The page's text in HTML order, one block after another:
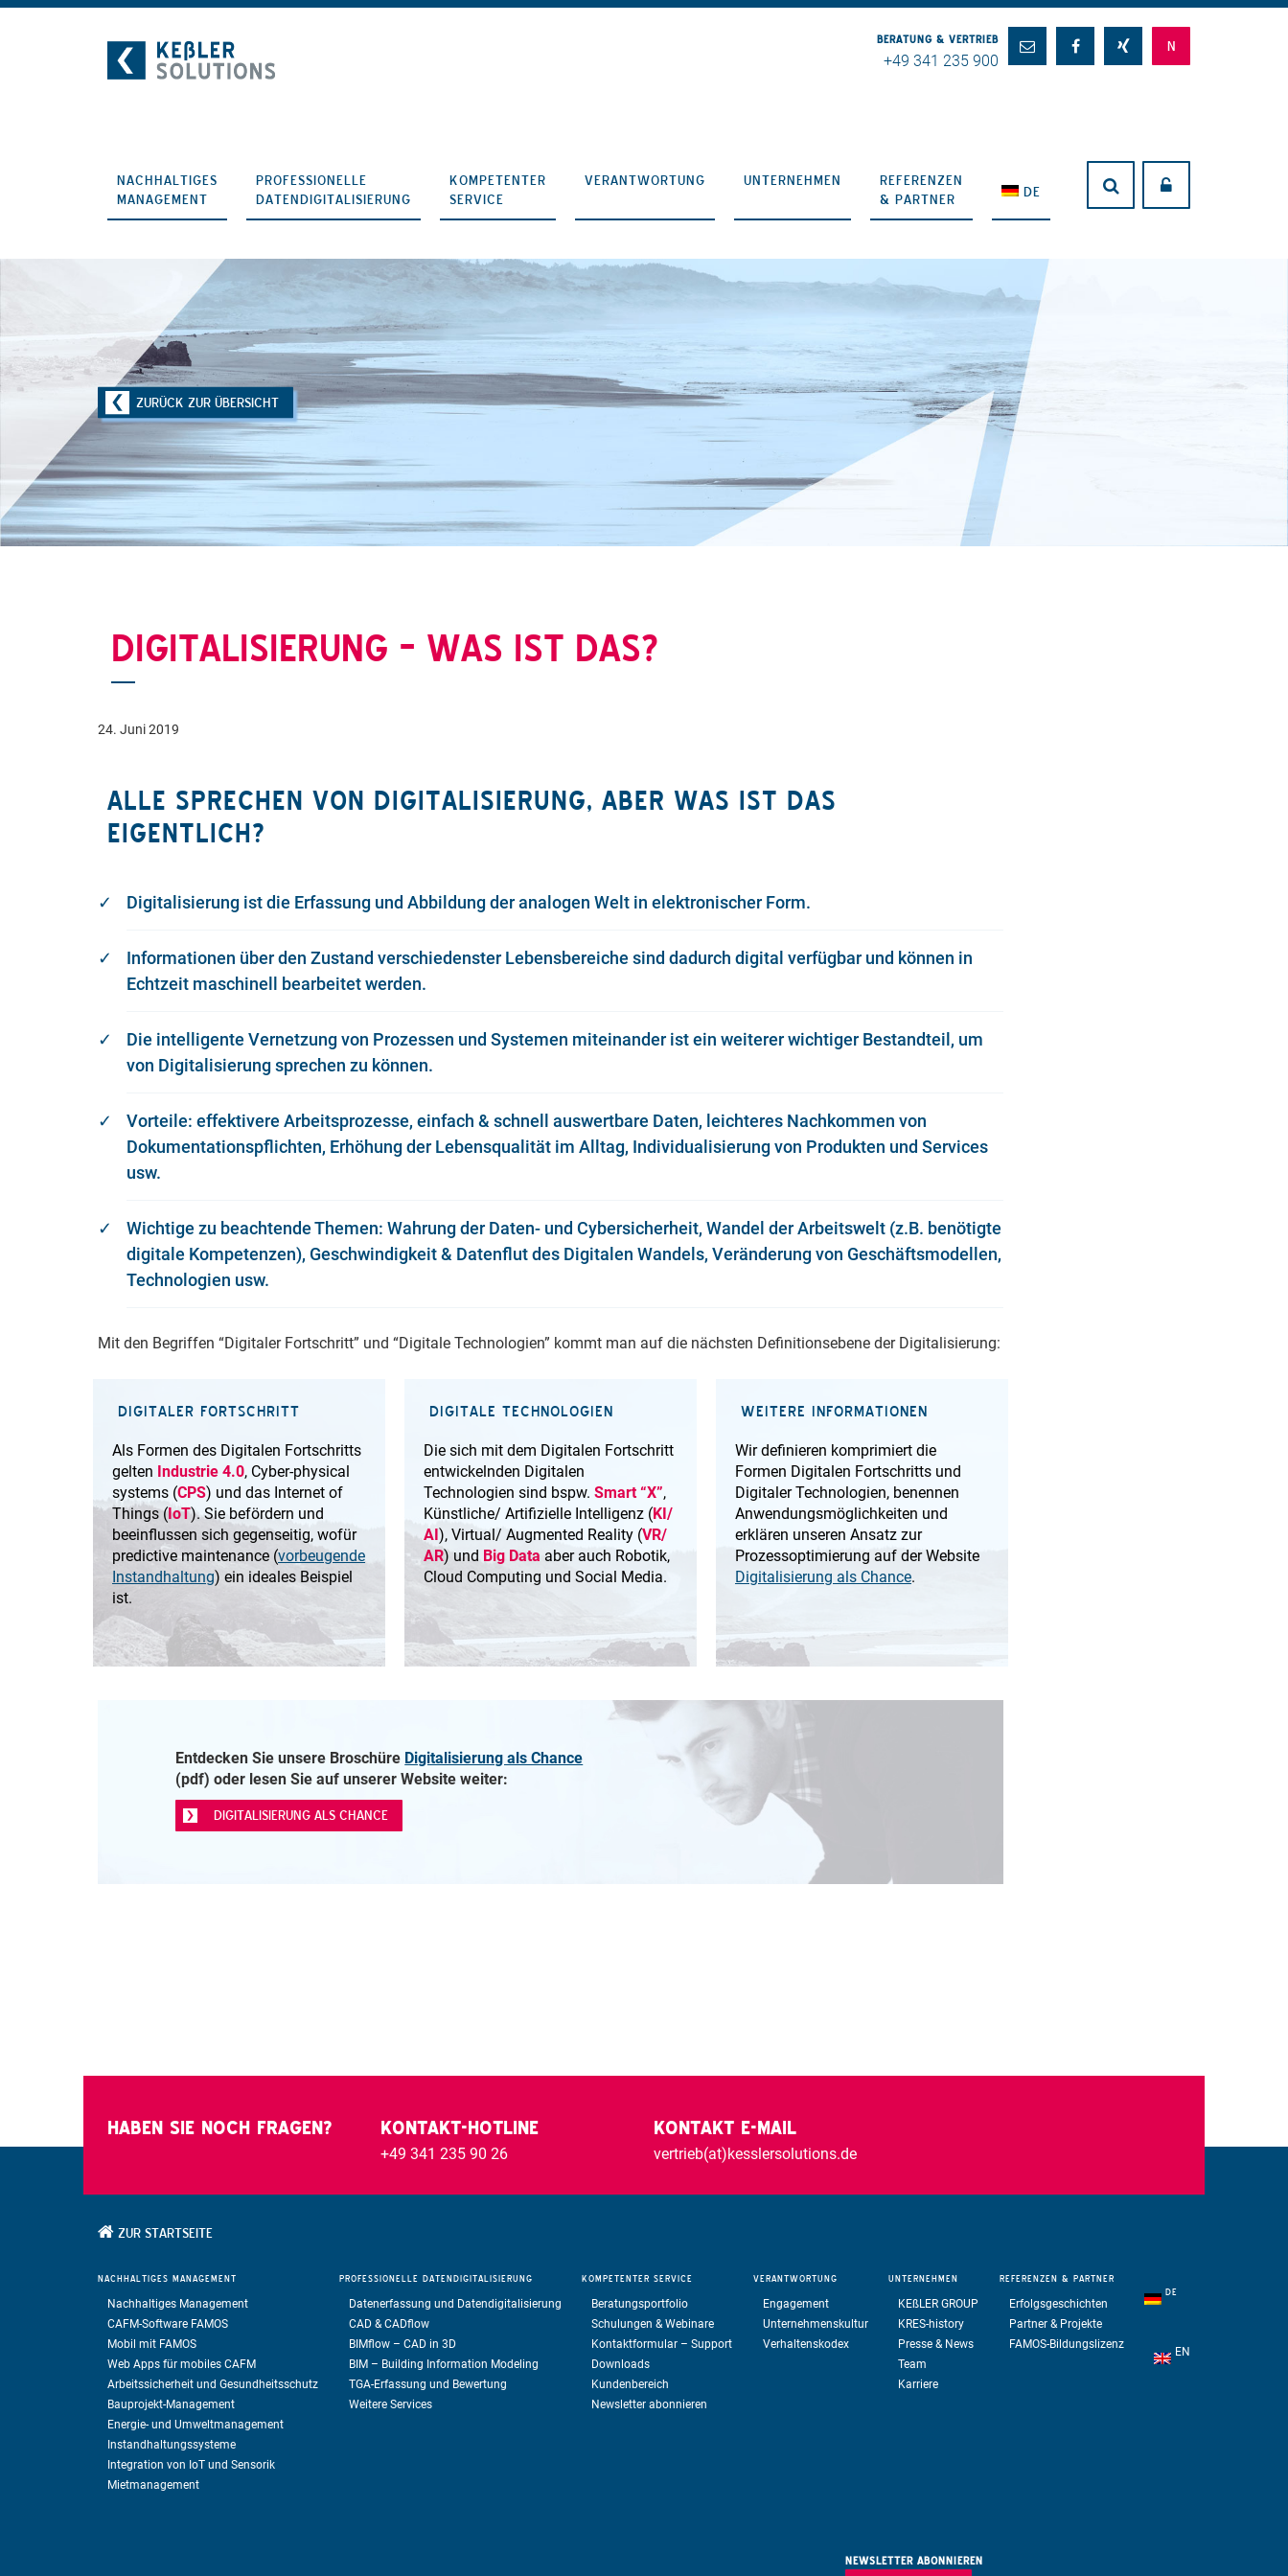
BERATUNG & VERTRIEB
+49 341 235 900
NACHHALTIGES
MANAGEMENT
PROFESSIONELLE
DATENDIGITALISIERUNG
KOMPETENTER
SERVICE
VERANTWORTUNG UNTERNEHMEN
REFERENZEN
& PARTNER
DE
ZURÜCK ZUR ÜBERSICHT
DIGITALISIERUNG – WAS IST DAS?
24. Juni 2019
ALLE SPRECHEN VON DIGITALISIERUNG, ABER WAS IST DAS
EIGENTLICH?
Digitalisierung ist die Erfassung und Abbildung der analogen Welt in elektronischer Form.
Informationen über den Zustand verschiedenster Lebensbereiche sind dadurch digital verfügbar und können in
Echtzeit maschinell bearbeitet werden.
Die intelligente Vernetzung von Prozessen und Systemen miteinander ist ein weiterer wichtiger Bestandteil, um
von Digitalisierung sprechen zu können.
Vorteile: effektivere Arbeitsprozesse, einfach & schnell auswertbare Daten, leichteres Nachkommen von
Dokumentationspflichten, Erhöhung der Lebensqualität im Alltag, Individualisierung von Produkten und Services
usw.
Wichtige zu beachtende Themen: Wahrung der Daten- und Cybersicherheit, Wandel der Arbeitswelt (z.B. benötigte
digitale Kompetenzen), Geschwindigkeit & Datenflut des Digitalen Wandels, Veränderung von Geschäftsmodellen,
Technologien usw.
Mit den Begriffen “Digitaler Fortschritt” und “Digitale Technologien” kommt man auf die nächsten Definitionsebene der Digitalisierung:
DIGITALER FORTSCHRITT
Als Formen des Digitalen Fortschritts
gelten Industrie 4.0, Cyber-physical
systems (CPS) und das Internet of
Things (IoT). Sie befördern und
beeinflussen sich gegenseitig, wofür
predictive maintenance (vorbeugende
Instandhaltung) ein ideales Beispiel
ist.
DIGITALE TECHNOLOGIEN
Die sich mit dem Digitalen Fortschritt
entwickelnden Digitalen
Technologien sind bspw. Smart “X”,
Künstliche/ Artifizielle Intelligenz (KI/
AI ), Virtual/ Augmented Reality (VR/
AR) und Big Data aber auch Robotik,
Cloud Computing und Social Media.
WEITERE INFORMATIONEN
Wir definieren komprimiert die
Formen Digitalen Fortschritts und
Digitaler Technologien, benennen
Anwendungsmöglichkeiten und
erklären unseren Ansatz zur
Prozessoptimierung auf der Website
Digitalisierung als Chance.
Entdecken Sie unsere Broschüre Digitalisierung als Chance
(pdf) oder lesen Sie auf unserer Website weiter:
DIGITALISIERUNG ALS CHANCE
HABEN SIE NOCH FRAGEN? KONTAKT-HOTLINE
+49 341 235 90 26
KONTAKT E-MAIL
vertrieb(at)kesslersolutions.de
ZUR STARTSEITE
NACHHALTIGES MANAGEMENT
Nachhaltiges Management
CAFM-Software FAMOS
Mobil mit FAMOS
Web Apps für mobiles CAFM
Arbeitssicherheit und Gesundheitsschutz
Bauprojekt-Management
Energie- und Umweltmanagement
Instandhaltungssysteme
Integration von IoT und Sensorik
Mietmanagement
PROFESSIONELLE DATENDIGITALISIERUNG
Datenerfassung und Datendigitalisierung
CAD & CADflow
BIMflow – CAD in 3D
BIM – Building Information Modeling
TGA-Erfassung und Bewertung
Weitere Services
KOMPETENTERSERVICE
Beratungsportfolio
Schulungen & Webinare
Kontaktformular – Support
Downloads
Kundenbereich
Newsletter abonnieren
VERANTWORTUNG
Engagement
Unternehmenskultur
Verhaltenskodex
UNTERNEHMEN
KEßLER GROUP
KRES-history
Presse & News
Team
Karriere
REFERENZEN & PARTNER
Erfolgsgeschichten
Partner & Projekte
FAMOS-Bildungslizenz
DE
EN
NEWSLETTER ABONNIEREN